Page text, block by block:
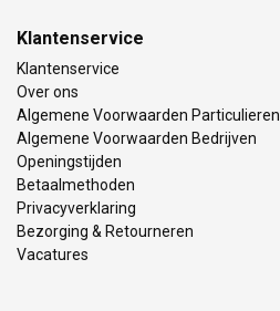
Klantenservice
Klantenservice
Over ons
Algemene Voorwaarden Particulieren
Algemene Voorwaarden Bedrijven
Openingstijden
Betaalmethoden
Privacyverklaring
Bezorging & Retourneren
Vacatures